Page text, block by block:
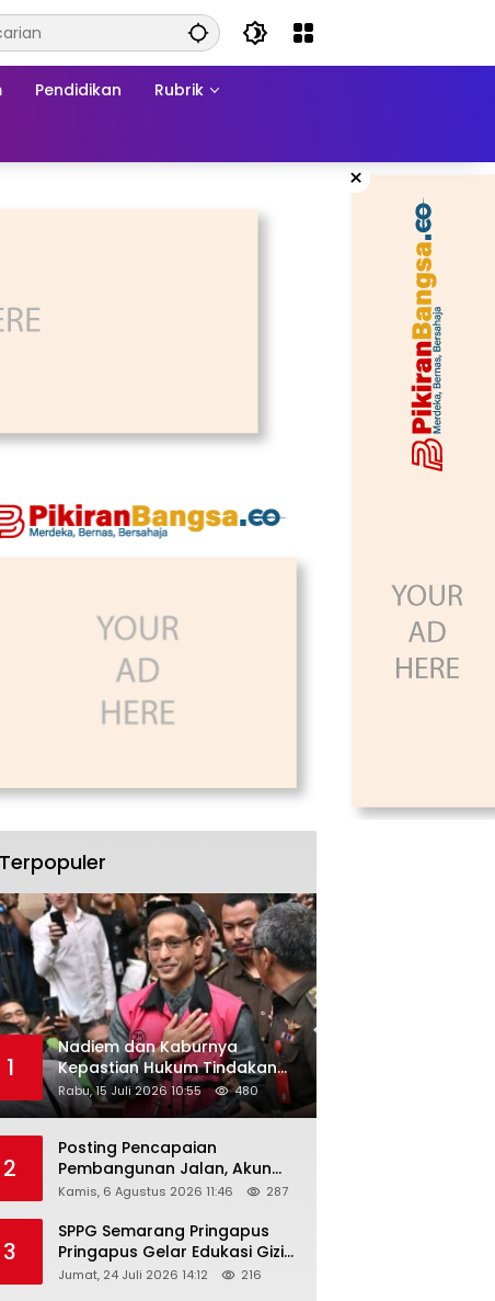
Pendidikan Rubrik
×
Terpopuler
1
Nadiem dan Kaburnya
Kepastian Hukum Tindakan
Pejabat Publik
Rabu, 15 Juli 2026 10:55 480
2
Posting Pencapaian
Pembangunan Jalan, Akun
Facebook Pemerintah
“Dirujak” Warganet
Kamis, 6 Agustus 2026 11:46 287
3
SPPG Semarang Pringapus
Pringapus Gelar Edukasi Gizi
di PAUD Bina Balita Peringati
Jumat, 24 Juli 2026 14:12 216